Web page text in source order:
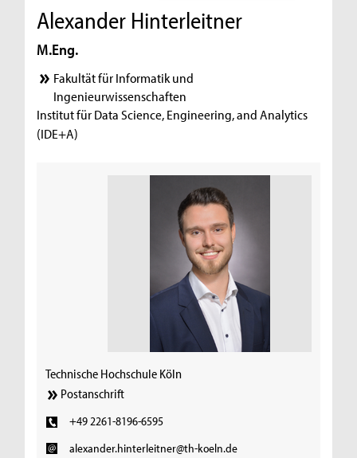
Alexander Hinterleitner
M.Eng.
Fakultät für Informatik und
Ingenieurwissenschaften
Institut für Data Science, Engineering, and Analytics
(IDE+A)
Technische Hochschule Köln
Postanschrift
+49 2261-8196-6595
alexander.hinterleitner@th-koeln.de